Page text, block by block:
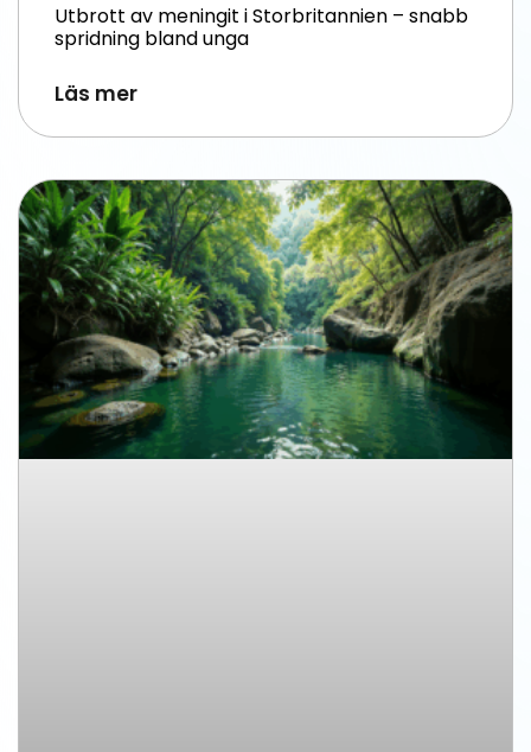
Utbrott av meningit i Storbritannien – snabb
spridning bland unga
Läs mer